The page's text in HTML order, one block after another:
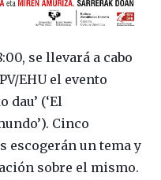
se llevará a cabo
EHU el evento
(‘El
Cinco
un tema y
sobre el mismo.